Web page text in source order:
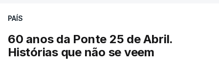
PAÍS
60 anos da Ponte 25 de Abril.
Histórias que não se veem